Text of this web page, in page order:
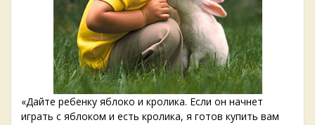
«Дайте ребенку яблоко и кролика. Если он начнет
играть с яблоком и есть кролика, я готов купить вам